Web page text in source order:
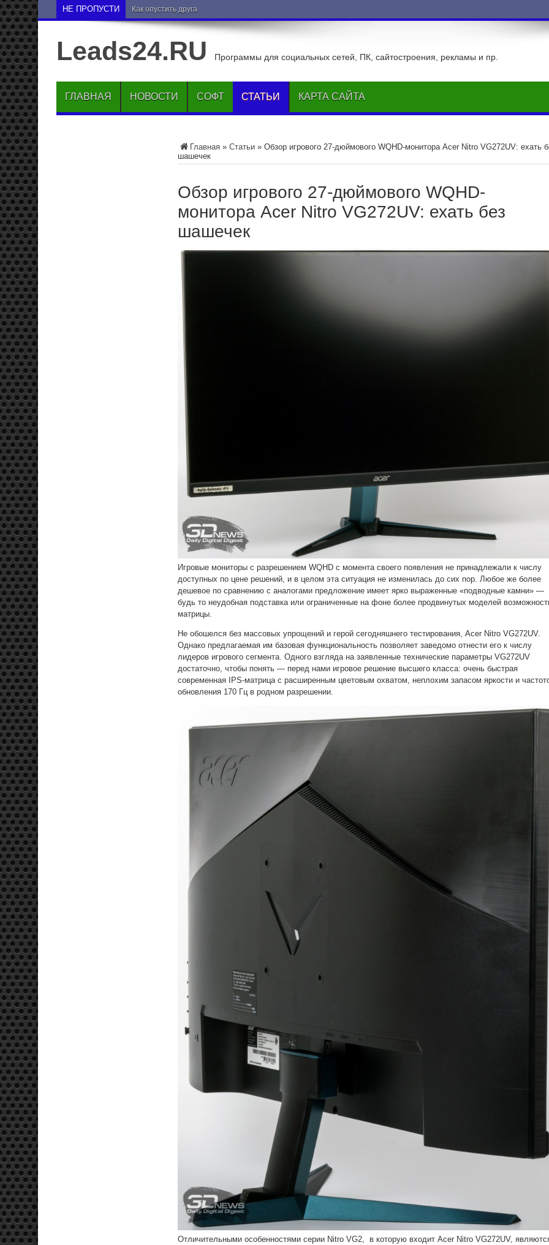
НЕ ПРОПУСТИ Как опустить друга на нижние позиции ВКонтакте
Leads24.RU Программы для социальных сетей, ПК, сайтостроения, рекламы и пр.
ГЛАВНАЯ НОВОСТИ СОФТ СТАТЬИ КАРТА САЙТА
Главная » Статьи » Обзор игрового 27-дюймового WQHD-монитора Acer Nitro VG272UV: ехать
шашечек
Обзор игрового 27-дюймового WQHD-
монитора Acer Nitro VG272UV: ехать без
шашечек
Игровые мониторы с разрешением WQHD с момента своего появления не принадлежали к числу
доступных по цене решений, и в целом эта ситуация не изменилась до сих пор. Любое же более
дешевое по сравнению с аналогами предложение имеет ярко выраженные «подводные камни» —
будь то неудобная подставка или ограниченные на фоне более продвинутых моделей
матрицы.
Не обошелся без массовых упрощений и герой сегодняшнего тестирования, Acer Nitro VG272UV.
Однако предлагаемая им базовая функциональность позволяет заведомо отнести его к числу
лидеров игрового сегмента. Одного взгляда на заявленные технические параметры VG272UV
достаточно, чтобы понять — перед нами игровое решение высшего класса: очень быстрая
современная IPS-матрица с расширенным цветовым охватом, неплохим запасом яркости и
обновления 170 Гц в родном разрешении.
Отличительными особенностями серии Nitro VG2, в которую входит Acer Nitro VG272UV,